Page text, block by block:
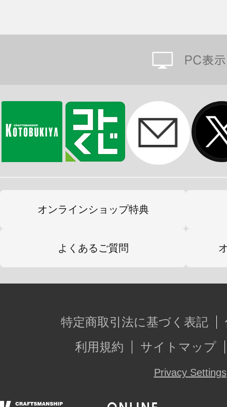
オンラインショップ特典
よくあるご質問
特定商取引法に基づく表記
利用規約
サイトマップ
Privacy Settings